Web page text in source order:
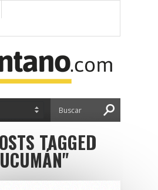
TAGGED